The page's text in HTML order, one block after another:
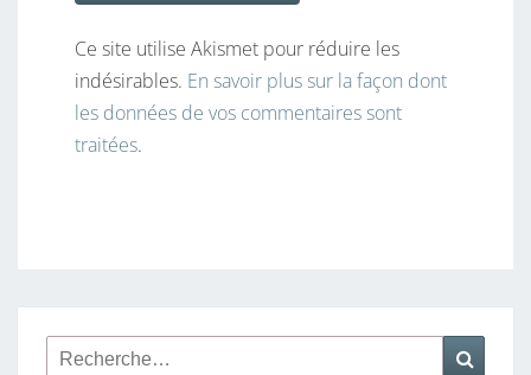
Ce site utilise Akismet pour réduire les
indésirables. En savoir plus sur la façon dont
les données de vos commentaires sont
traitées.
Rechercher :